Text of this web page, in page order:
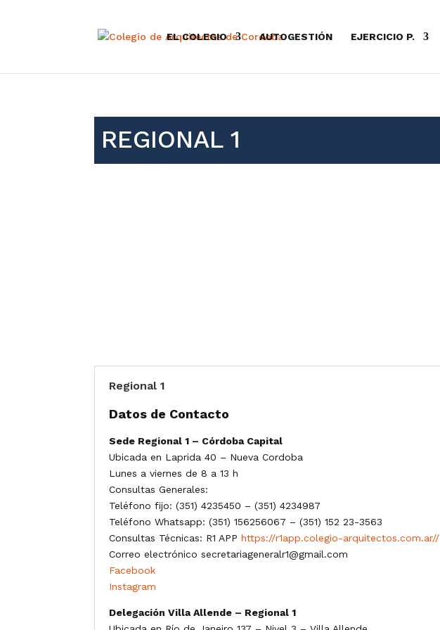
EL COLEGIO AUTOGESTIÓN EJERCICIO P.
REGIONAL 1
Regional 1
Datos de Contacto
Sede Regional 1 – Córdoba Capital
Ubicada en Laprida 40 – Nueva Cordoba
Lunes a viernes de 8 a 13 h
Consultas Generales:
Teléfono fijo: (351) 4235450 – (351) 4234987
Teléfono Whatsapp: (351) 156256067 – (351) 152 23-3563
Consultas Técnicas: R1 APPhttps://r1app.colegio-arquitectos.com.ar//
Correo electrónico secretariageneralr1@gmail.com
Facebook
Instagram
Delegación Villa Allende – Regional 1